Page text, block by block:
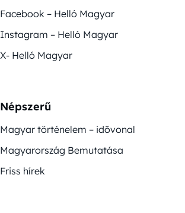
Facebook – Helló Magyar
Instagram – Helló Magyar
X- Helló Magyar
Népszerű
Magyar történelem – idővonal
Magyarország Bemutatása
Friss hírek